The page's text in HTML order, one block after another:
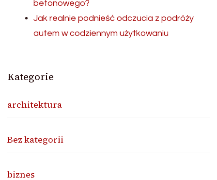
betonowego?
Jak realnie podnieść odczucia z podróży
autem w codziennym użytkowaniu
Kategorie
architektura
Bez kategorii
biznes